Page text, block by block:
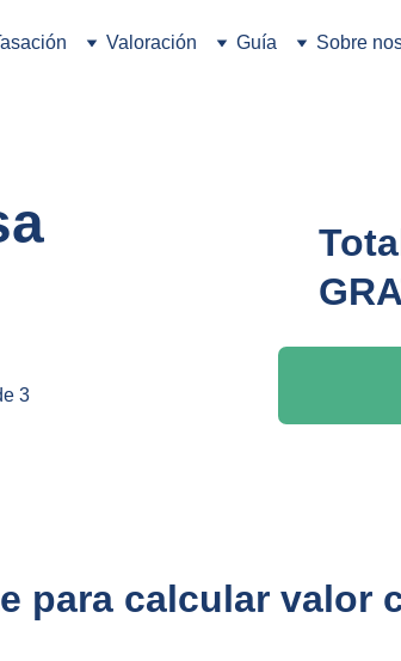
Valoración Guía Sobre
3
para calcular valor